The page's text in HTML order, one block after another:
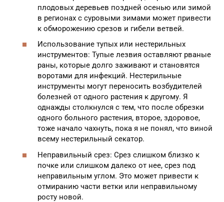
плодовых деревьев поздней осенью или зимой
в регионах с суровыми зимами может привести
к обморожению срезов и гибели ветвей.
Использование тупых или нестерильных
инструментов: Тупые лезвия оставляют рваные
раны, которые долго заживают и становятся
воротами для инфекций. Нестерильные
инструменты могут переносить возбудителей
болезней от одного растения к другому. Я
однажды столкнулся с тем, что после обрезки
одного больного растения, второе, здоровое,
тоже начало чахнуть, пока я не понял, что виной
всему нестерильный секатор.
Неправильный срез: Срез слишком близко к
почке или слишком далеко от нее, срез под
неправильным углом. Это может привести к
отмиранию части ветки или неправильному
росту новой.